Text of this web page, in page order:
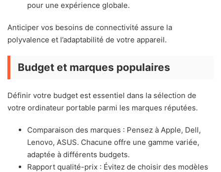
pour une expérience globale.
Anticiper vos besoins de connectivité assure la
polyvalence et l’adaptabilité de votre appareil.
Budget et marques populaires
Définir votre budget est essentiel dans la sélection de
votre ordinateur portable parmi les marques réputées.
Comparaison des marques : Pensez à Apple, Dell,
Lenovo, ASUS. Chacune offre une gamme variée,
adaptée à différents budgets.
Rapport qualité-prix : Évitez de choisir des modèles